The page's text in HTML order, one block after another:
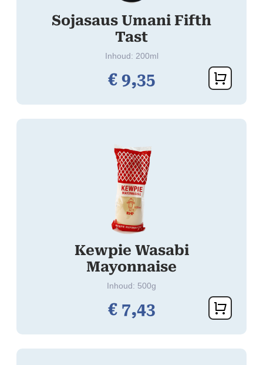
Sojasaus Umani Fifth
Tast
Inhoud: 200ml
€9,35
Kewpie Wasabi
Mayonnaise
Inhoud: 500g
€7,43